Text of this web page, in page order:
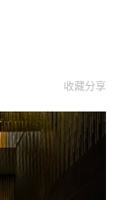
收藏分享